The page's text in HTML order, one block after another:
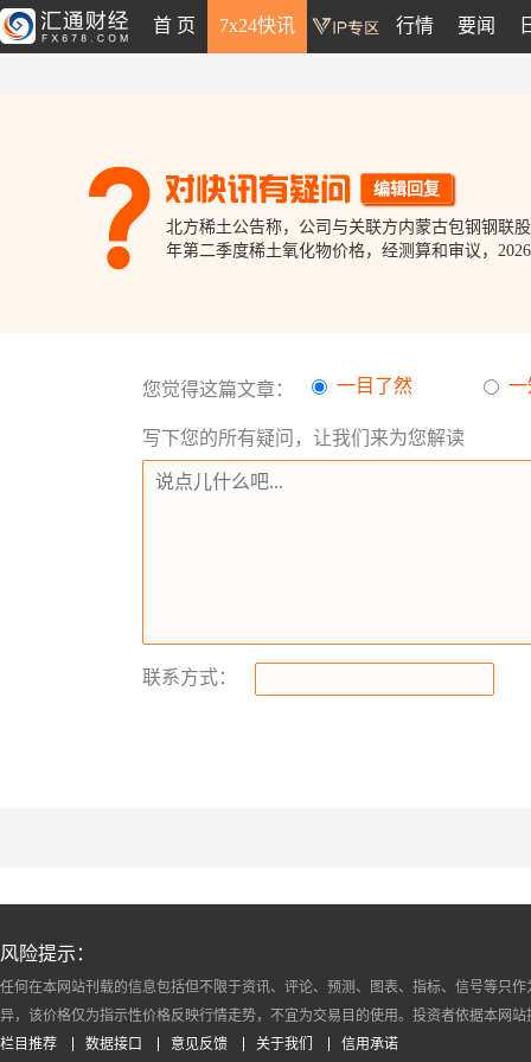
首 页 7x24快讯 行情 要闻
北方稀土公告称，公司与关联方内蒙古包钢钢联
年第二季度稀土氧化物价格，经测算和审议，
编辑回复
您觉得这篇文章： 一目了然 一
写下您的所有疑问，让我们来为您解读
联系方式：
风险提示：
任何在本网站刊载的信息包括但不限于资讯、评论、预测、图表、指标、信号等只
异，该价格仅为指示性价格反映行情走势，不宜为交易目的使用。投资者依据本网
栏目推荐
数据接口 意见反馈 关于我们 信用承诺